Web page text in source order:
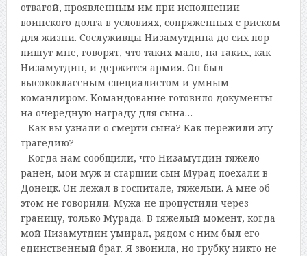
отвагой, проявленным им при исполнении
воинского долга в условиях, сопряженных с риском
для жизни. Сослуживцы Низамутдина до сих пор
пишут мне, говорят, что таких мало, на таких, как
Низамутдин, и держится армия. Он был
высококлассным специалистом и умным
командиром. Командование готовило документы
на очередную награду для сына…
– Как вы узнали о смерти сына? Как пережили эту
трагедию?
– Когда нам сообщили, что Низамутдин тяжело
ранен, мой муж и старший сын Мурад поехали в
Донецк. Он лежал в госпитале, тяжелый. А мне об
этом не говорили. Мужа не пропустили через
границу, только Мурада. В тяжелый момент, когда
мой Низамутдин умирал, рядом с ним был его
единственный брат. Я звонила, но трубку никто не